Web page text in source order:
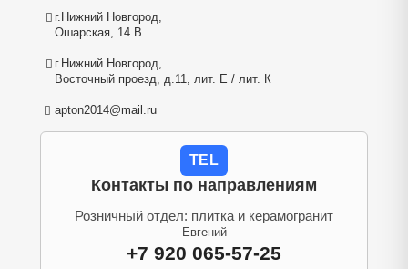
г.Нижний Новгород,
Ошарская, 14 В
г.Нижний Новгород,
Восточный проезд, д.11, лит. Е / лит. К
apton2014@mail.ru
TEL
Контакты по направлениям
Розничный отдел: плитка и керамогранит
Евгений
+7 920 065-57-25